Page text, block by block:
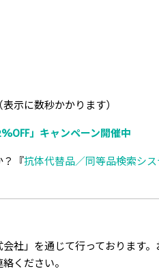
示に数秒かかります）
」キャンペーン開催中
？『抗体代替品／同等品検索シス
社」を通じて行っております。
ください。